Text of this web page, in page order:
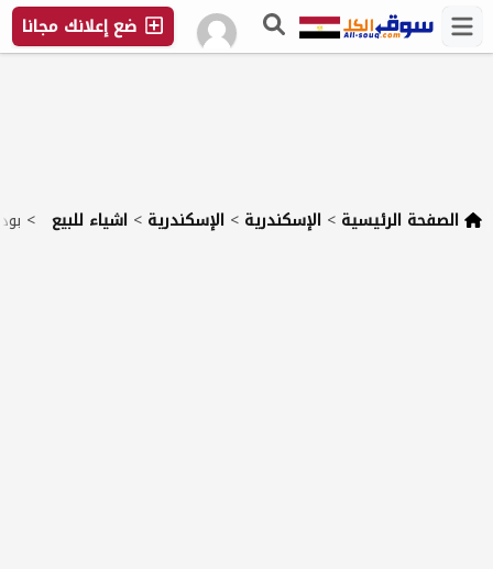
ضع إعلانك مجانا
الصفحة الرئيسية > الإسكندرية > الإسكندرية > اشياء للبيع >